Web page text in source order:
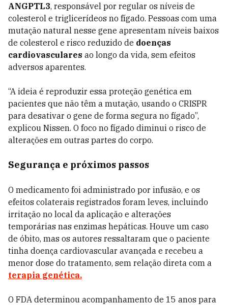
ANGPTL3, responsável por regular os níveis de
colesterol e triglicerídeos no fígado. Pessoas com uma
mutação natural nesse gene apresentam níveis baixos
de colesterol e risco reduzido de doenças
cardiovasculares ao longo da vida, sem efeitos
adversos aparentes.
“A ideia é reproduzir essa proteção genética em
pacientes que não têm a mutação, usando o CRISPR
para desativar o gene de forma segura no fígado”,
explicou Nissen. O foco no fígado diminui o risco de
alterações em outras partes do corpo.
Segurança e próximos passos
O medicamento foi administrado por infusão, e os
efeitos colaterais registrados foram leves, incluindo
irritação no local da aplicação e alterações
temporárias nas enzimas hepáticas. Houve um caso
de óbito, mas os autores ressaltaram que o paciente
tinha doença cardiovascular avançada e recebeu a
menor dose do tratamento, sem relação direta com a
terapia genética.
O FDA determinou acompanhamento de 15 anos para